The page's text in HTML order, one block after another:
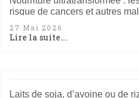
risque de cancers et autres
27 Mai 2026
Lire la suite...
Laits de soja, d’avoine ou de